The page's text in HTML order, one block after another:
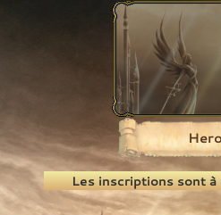
Recherche
Les inscriptions sont